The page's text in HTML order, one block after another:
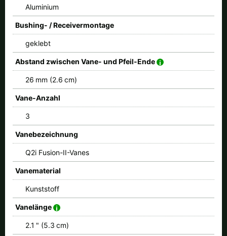
Aluminium
Bushing- / Receivermontage
geklebt
Abstand zwischen Vane- und Pfeil-Ende
26 mm (2.6 cm)
Vane-Anzahl
3
Vanebezeichnung
Q2i Fusion-II-Vanes
Vanematerial
Kunststoff
Vanelänge
2.1 " (5.3 cm)